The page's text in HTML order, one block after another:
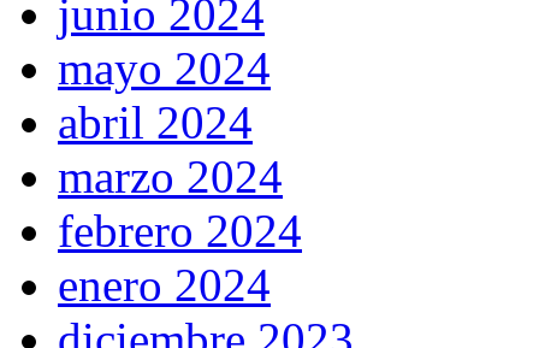
junio 2024
mayo 2024
abril 2024
marzo 2024
febrero 2024
enero 2024